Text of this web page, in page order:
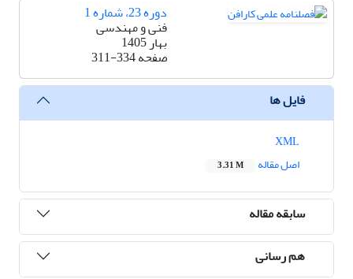
دوره 23، شماره 1
فنی و مهندسی
بهار 1405
صفحه311-334
فایل ها
اصل مقاله
3.31 M
سابقه مقاله
هم رسانی